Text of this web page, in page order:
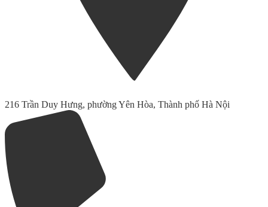
216 Trần Duy Hưng, phường Yên Hòa, Thành phố Hà Nội